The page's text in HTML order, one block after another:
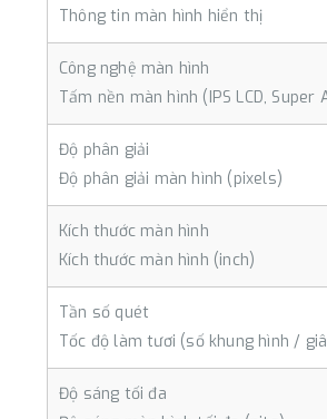
Thông tin màn hình hiển thị
Công nghệ màn hình
Tấm nền màn hình (IPS LCD, Super
Độ phân giải
Độ phân giải màn hình (pixels)
Kích thước màn hình
Kích thước màn hình (inch)
Tần số quét
Tốc độ làm tươi (số khung hình /
Độ sáng tối đa